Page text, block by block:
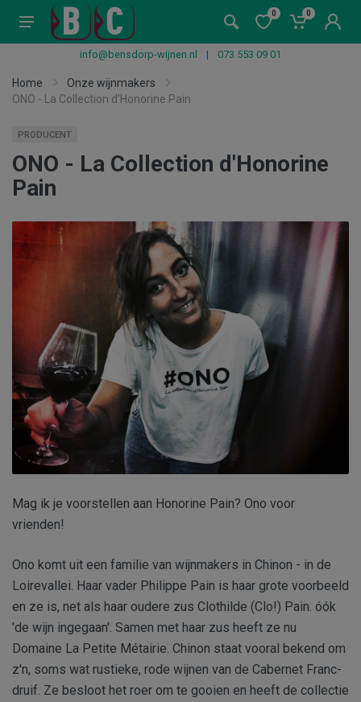
0 0
info@bensdorp-wijnen.nl | 073 553 09 01
Home
Onze wijnmakers
ONO - La Collection d'Honorine Pain
PRODUCENT
ONO - La Collection d'Honorine
Pain
Mag ik je voorstellen aan Honorine Pain? Ono voor
vrienden!
Ono komt uit een familie van wijnmakers in Chinon - in de
Loirevallei. Haar vader Philippe Pain is haar grote voorbeeld
en ze is, net als haar oudere zus Clothilde (Clo!) Pain. óók
'de wijn ingegaan'. Samen met haar zus heeft ze nu
Domaine La Petite Métairie. Chinon staat vooral bekend om
z'n, soms wat rustieke, rode wijnen van de Cabernet Franc-
druif. Ze besloot het roer om te gooien en heeft de collectie